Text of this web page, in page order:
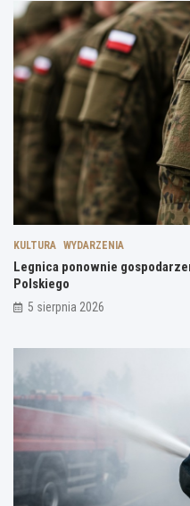
KULTURA WYDARZENIA
Legnica ponownie
Polskiego
5 sierpnia 2026